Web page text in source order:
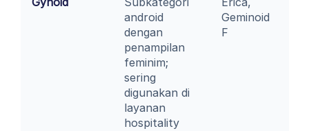
android
dengan
penampilan
feminim;
sering
digunakan di
layanan
hospitality
Geminoid
F